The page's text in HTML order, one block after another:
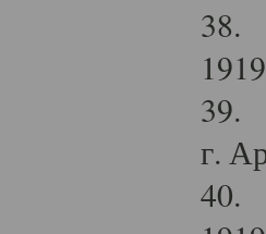
38.
39.
г.
40.